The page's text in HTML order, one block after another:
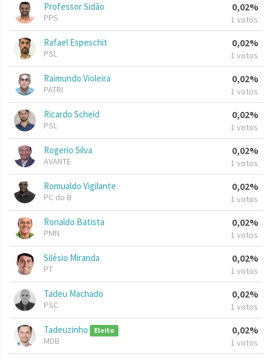
Professor Sidão
PPS
0,02%
1 votos
Rafael Espeschit
PSL
0,02%
1 votos
Raimundo Violeira
PATRI
0,02%
1 votos
Ricardo Scheid
PSL
0,02%
1 votos
Rogerio Silva
AVANTE
0,02%
1 votos
Romualdo Vigilante
PC do B
0,02%
1 votos
Ronaldo Batista
PMN
0,02%
1 votos
Silésio Miranda
PT
0,02%
1 votos
Tadeu Machado
PSC
0,02%
1 votos
Tadeuzinho Eleito
MDB
0,02%
1 votos